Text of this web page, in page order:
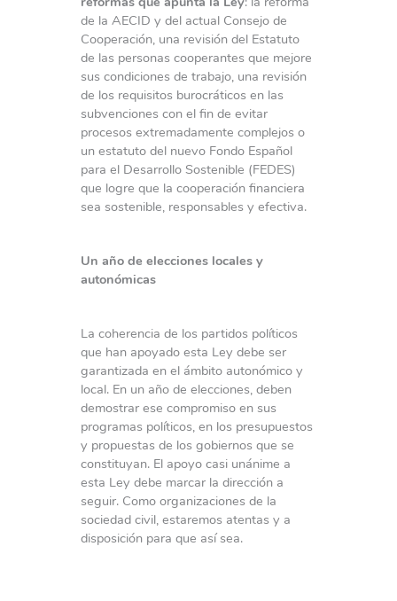
de la AECID y del actual Consejo de
Cooperación, una revisión del Estatuto
de las personas cooperantes que mejore
sus condiciones de trabajo, una revisión
de los requisitos burocráticos en las
subvenciones con el fin de evitar
procesos extremadamente complejos o
un estatuto del nuevo Fondo Español
para el Desarrollo Sostenible (FEDES)
que logre que la cooperación financiera
sea sostenible, responsables y efectiva.
Un año de elecciones locales y
autonómicas
La coherencia de los partidos políticos
que han apoyado esta Ley debe ser
garantizada en el ámbito autonómico y
local. En un año de elecciones, deben
demostrar ese compromiso en sus
programas políticos, en los presupuestos
y propuestas de los gobiernos que se
constituyan. El apoyo casi unánime a
esta Ley debe marcar la dirección a
seguir. Como organizaciones de la
sociedad civil, estaremos atentas y a
disposición para que así sea.